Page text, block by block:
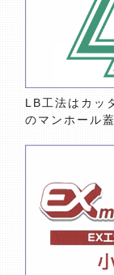
LB工法はカッ
のマンホール